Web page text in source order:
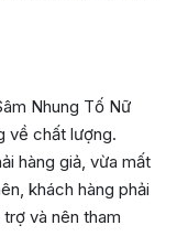
Nhung Tố Nữ
về chất lượng.
hàng giả, vừa mất
khách hàng phải
và nên tham